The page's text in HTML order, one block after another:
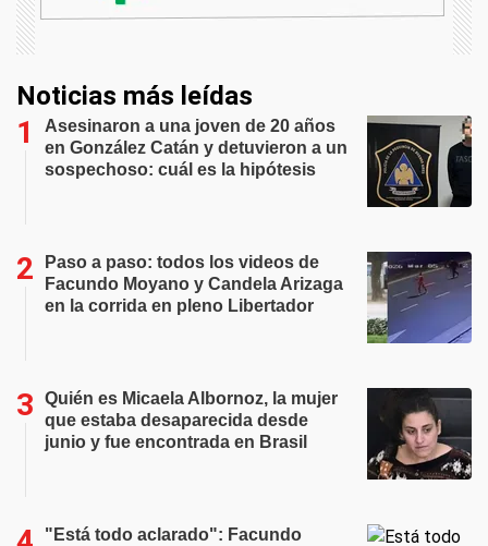
Noticias más leídas
Asesinaron a una joven de 20 años
en González Catán y detuvieron a un
sospechoso: cuál es la hipótesis
Paso a paso: todos los videos de
Facundo Moyano y Candela Arizaga
en la corrida en pleno Libertador
Quién es Micaela Albornoz, la mujer
que estaba desaparecida desde
junio y fue encontrada en Brasil
"Está todo aclarado": Facundo